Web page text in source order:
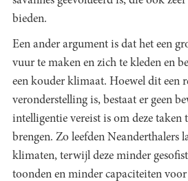
bieden.
Een ander argument is dat het een
vuur te maken en zich te kleden en
een kouder klimaat. Hoewel dit een
veronderstelling is, bestaat er geen
intelligentie vereist is om deze taken
brengen. Zo leefden Neanderthalers
klimaten, terwijl deze minder
toonden en minder capaciteiten